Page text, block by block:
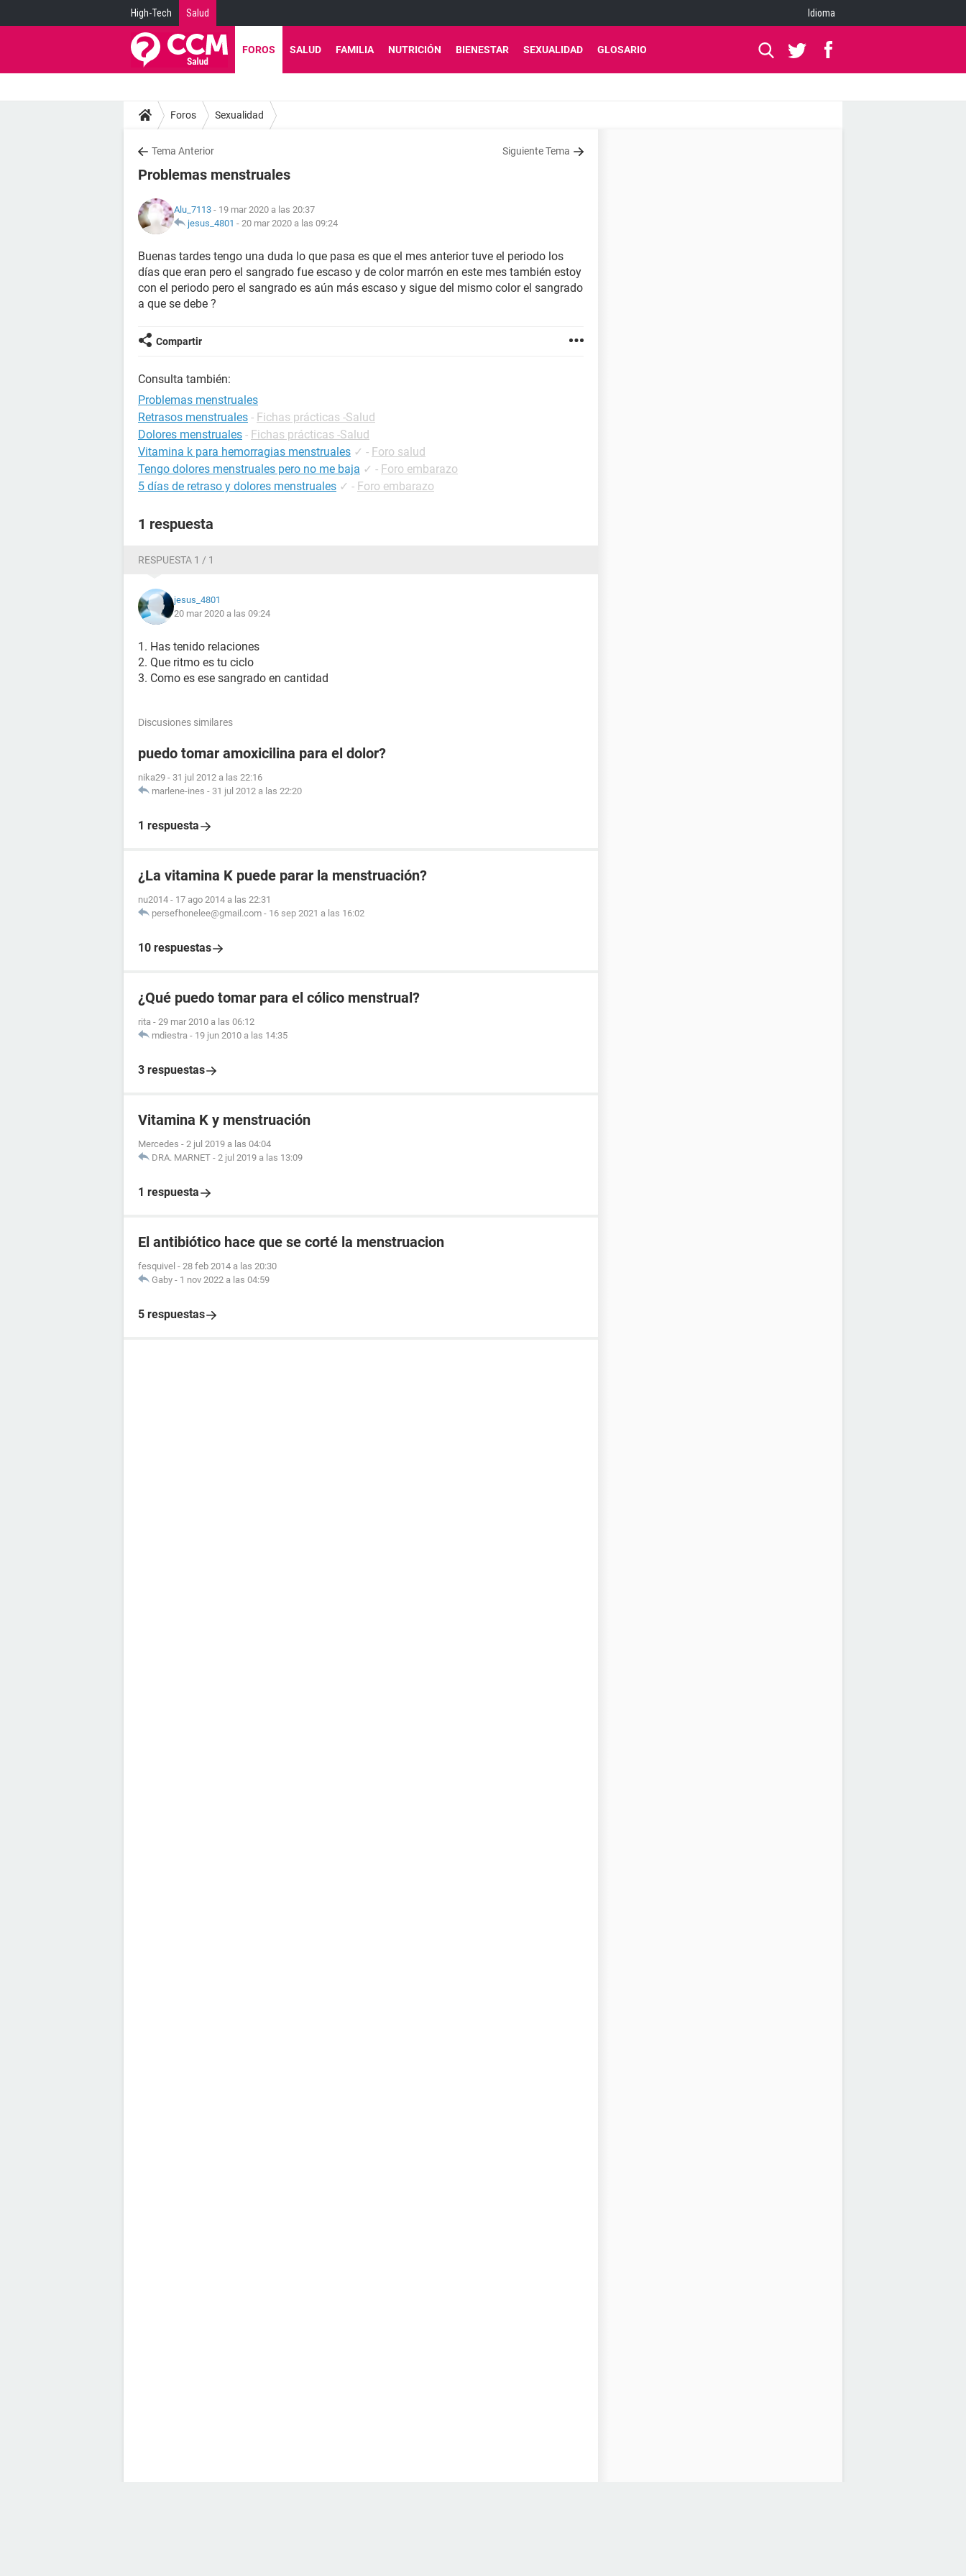
High-Tech Salud Idioma
FOROS SALUD FAMILIA NUTRICIÓN BIENESTAR SEXUALIDAD GLOSARIO
Foros Sexualidad
Tema Anterior Siguiente Tema
Problemas menstruales
Alu_7113 - 19 mar 2020 a las 20:37
jesus_4801 - 20 mar 2020 a las 09:24
Buenas tardes tengo una duda lo que pasa es que el mes anterior tuve el periodo los
días que eran pero el sangrado fue escaso y de color marrón en este mes también estoy
con el periodo pero el sangrado es aún más escaso y sigue del mismo color el sangrado
a que se debe ?
Compartir
Consulta también:
Problemas menstruales
Retrasos menstruales - Fichas prácticas -Salud
Dolores menstruales - Fichas prácticas -Salud
Vitamina k para hemorragias menstruales ✓ - Foro salud
Tengo dolores menstruales pero no me baja ✓ - Foro embarazo
5 días de retraso y dolores menstruales ✓ - Foro embarazo
1 respuesta
RESPUESTA 1 / 1
jesus_4801
20 mar 2020 a las 09:24
1. Has tenido relaciones
2. Que ritmo es tu ciclo
3. Como es ese sangrado en cantidad
Discusiones similares
puedo tomar amoxicilina para el dolor?
nika29 - 31 jul 2012 a las 22:16
marlene-ines - 31 jul 2012 a las 22:20
1 respuesta
¿La vitamina K puede parar la menstruación?
nu2014 - 17 ago 2014 a las 22:31
persefhonelee@gmail.com - 16 sep 2021 a las 16:02
10 respuestas
¿Qué puedo tomar para el cólico menstrual?
rita - 29 mar 2010 a las 06:12
mdiestra - 19 jun 2010 a las 14:35
3 respuestas
Vitamina K y menstruación
Mercedes - 2 jul 2019 a las 04:04
DRA. MARNET - 2 jul 2019 a las 13:09
1 respuesta
El antibiótico hace que se corté la menstruacion
fesquivel - 28 feb 2014 a las 20:30
Gaby - 1 nov 2022 a las 04:59
5 respuestas